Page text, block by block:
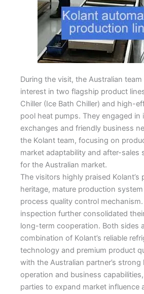
During the visit, the Australian
interest in two flagship product
Chiller (Ice Bath Chiller) and high-
pool heat pumps. They engaged
exchanges and friendly business
the Kolant team, focusing on
market adaptability and after-sales
for the Australian market.
The visitors highly praised
heritage, mature production
process quality control
inspection further consolidated
long-term cooperation. Both sides
combination of Kolant’s reliable
technology and premium product
with the Australian partner’s strong
operation and business
parties to expand market influence